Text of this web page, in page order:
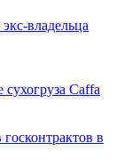
владельца
Caffa
в